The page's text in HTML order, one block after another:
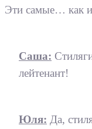
Эти самые… как
Саша:
лейтенант!
Юля: Да,